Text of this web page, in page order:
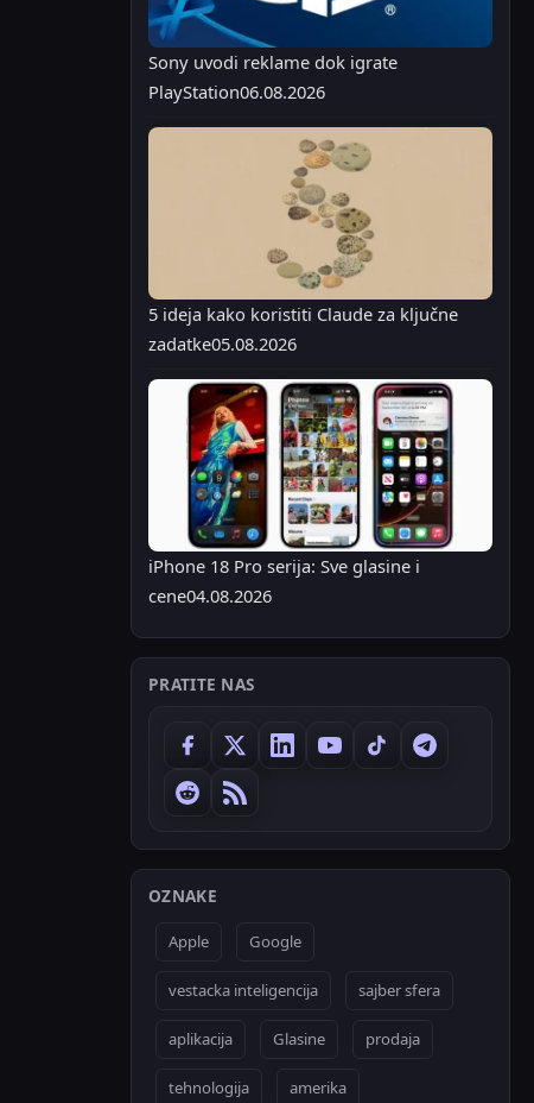
Sony uvodi reklame dok igrate
PlayStation06.08.2026
5 ideja kako koristiti Claude za ključne
zadatke05.08.2026
iPhone 18 Pro serija: Sve glasine i
cene04.08.2026
PRATITE NAS
OZNAKE
Apple Google
vestacka inteligencija sajber sfera
aplikacija Glasine prodaja
tehnologija amerika